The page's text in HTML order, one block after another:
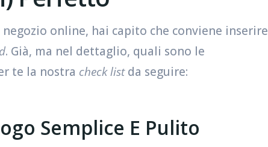
online, hai capito che conviene inserire
. Già, ma nel dettaglio, quali sono le
te la nostra check listda seguire:
Semplice E Pulito